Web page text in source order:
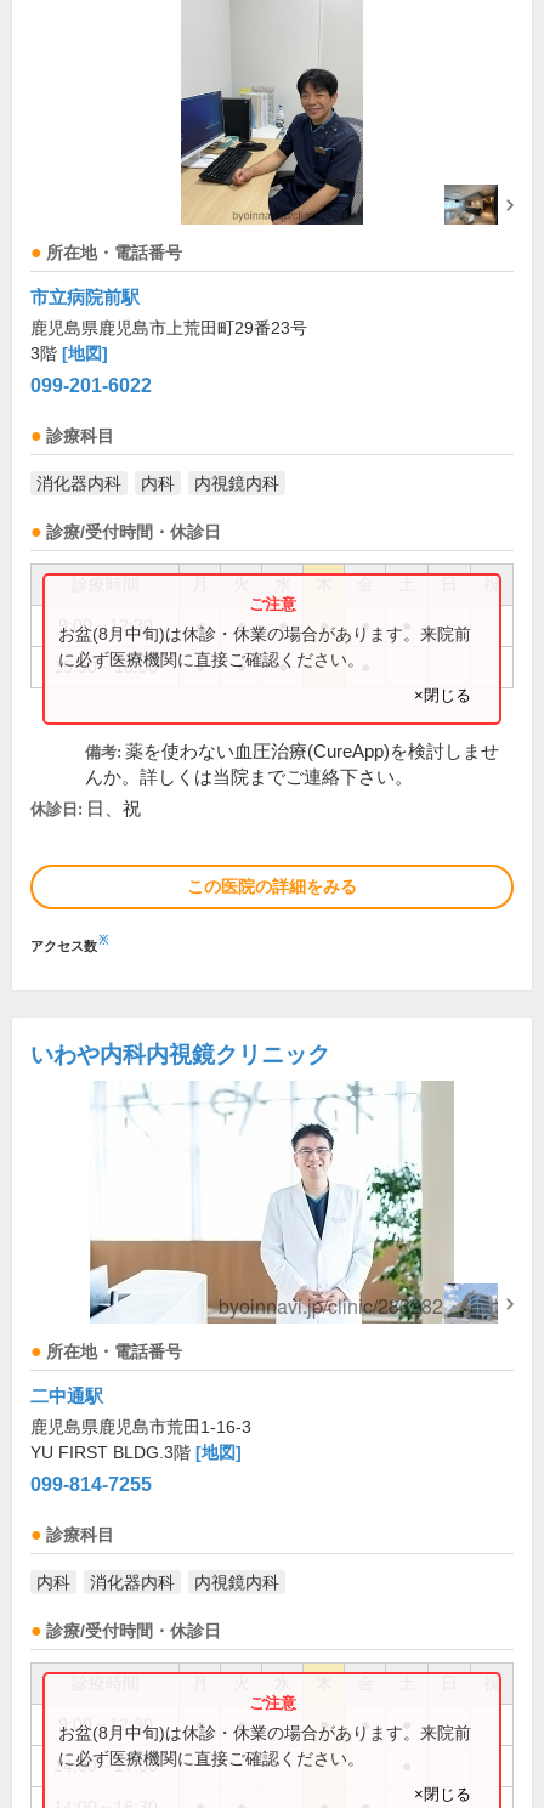
所在地・電話番号
市立病院前駅
鹿児島県鹿児島市上荒田町29番23号
3階 [地図]
099-201-6022
診療科目
消化器内科 内科 内視鏡内科
診療/受付時間・休診日
祝
9:00～12:30 ● ● ● ● ●
15:30～18:00 ● ● ●
お盆(8月中旬)は休診・休業の場合があります。来院前
に必ず医療機関に直接ご確認ください。
×閉じる
備考: 薬を使わない血圧治療(CureApp)を検討しませ
んか。詳しくは当院までご連絡下さい。
休診日: 日、祝
この医院の詳細をみる
アクセス数※
いわや内科内視鏡クリニック
所在地・電話番号
二中通駅
鹿児島県鹿児島市荒田1-16-3
YU FIRST BLDG.3階 [地図]
099-814-7255
診療科目
内科 消化器内科 内視鏡内科
診療/受付時間・休診日
祝
9:00～12:30 ● ● ● ●
14:00～17:00
お盆(8月中旬)は休診・休業の場合があります。来院前
に必ず医療機関に直接ご確認ください。
×閉じる